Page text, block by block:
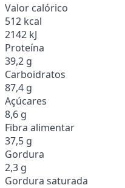
Valor calórico
512 kcal
2142 kJ
Proteína
39,2 g
Carboidratos
87,4 g
Açúcares
8,6 g
Fibra alimentar
37,5 g
Gordura
2,3 g
Gordura saturada